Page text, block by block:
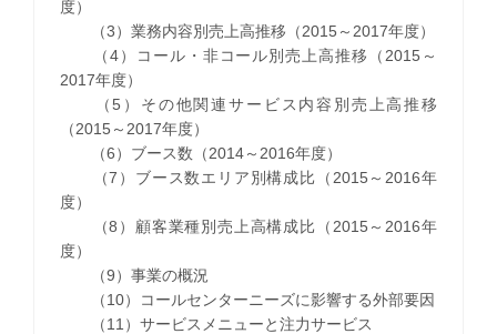
度）
（3）業務内容別売上高推移（2015～2017年度）
（4）コール・非コール別売上高推移（2015～
2017年度）
（5）その他関連サービス内容別売上高推移
（2015～2017年度）
（6）ブース数（2014～2016年度）
（7）ブース数エリア別構成比（2015～2016年
度）
（8）顧客業種別売上高構成比（2015～2016年
度）
（9）事業の概況
（10）コールセンターニーズに影響する外部要因
（11）サービスメニューと注力サービス